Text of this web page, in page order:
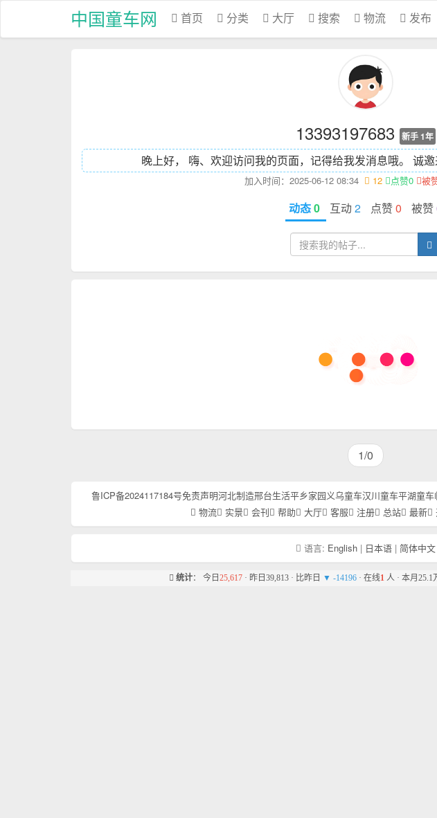
中国童车网 首页 分类 大厅 搜索 物流 发布
13393197683 新手 1年
晚上好， 嗨、欢迎访问我的页面，记得给我发消息哦。 诚邀
加入时间：2025-06-12 08:34 12 点赞0 被
动态0 互动2 点赞0 被赞
1/0
鲁ICP备2024117184号免责声明河北制造邢台生活平乡家园义乌童车汉川童车平湖童车
物流
实景 会刊 帮助 大厅 客服 注册 总站 最新
语言: English | 日本语 | 简体中文
统计： 今日 25,617· 昨日39,813 · 比昨日 ▼ -14196 · 在线1人 · 本月25.1